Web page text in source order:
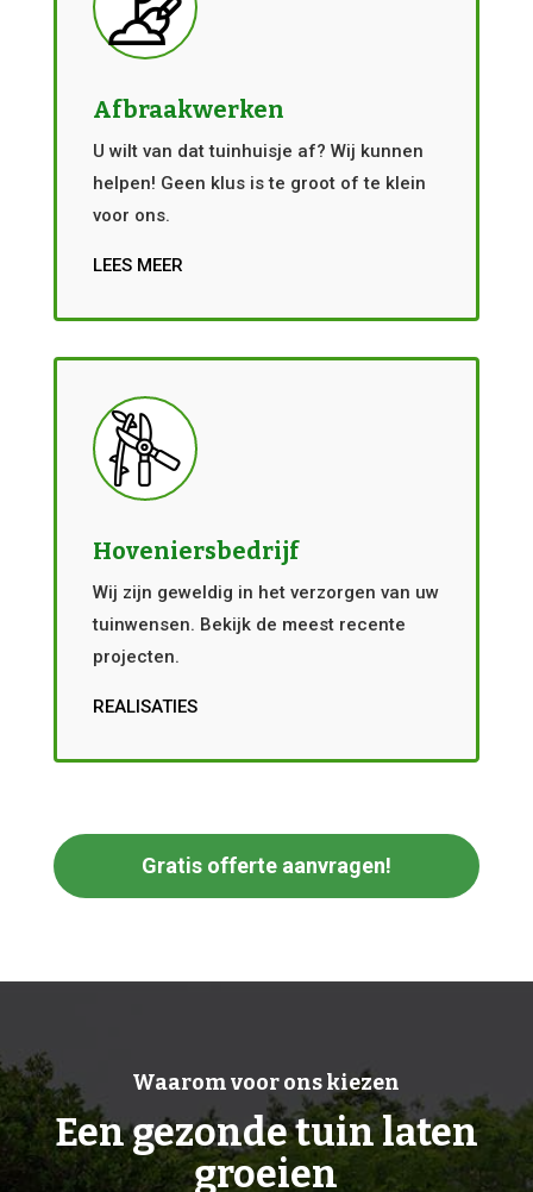
Afbraakwerken
U wilt van dat tuinhuisje af? Wij kunnen
helpen! Geen klus is te groot of te klein
voor ons.
LEES MEER
Hoveniersbedrijf
Wij zijn geweldig in het verzorgen van uw
tuinwensen. Bekijk de meest recente
projecten.
REALISATIES
Gratis offerte aanvragen!
Waarom voor ons kiezen
Een gezonde tuin laten
groeien